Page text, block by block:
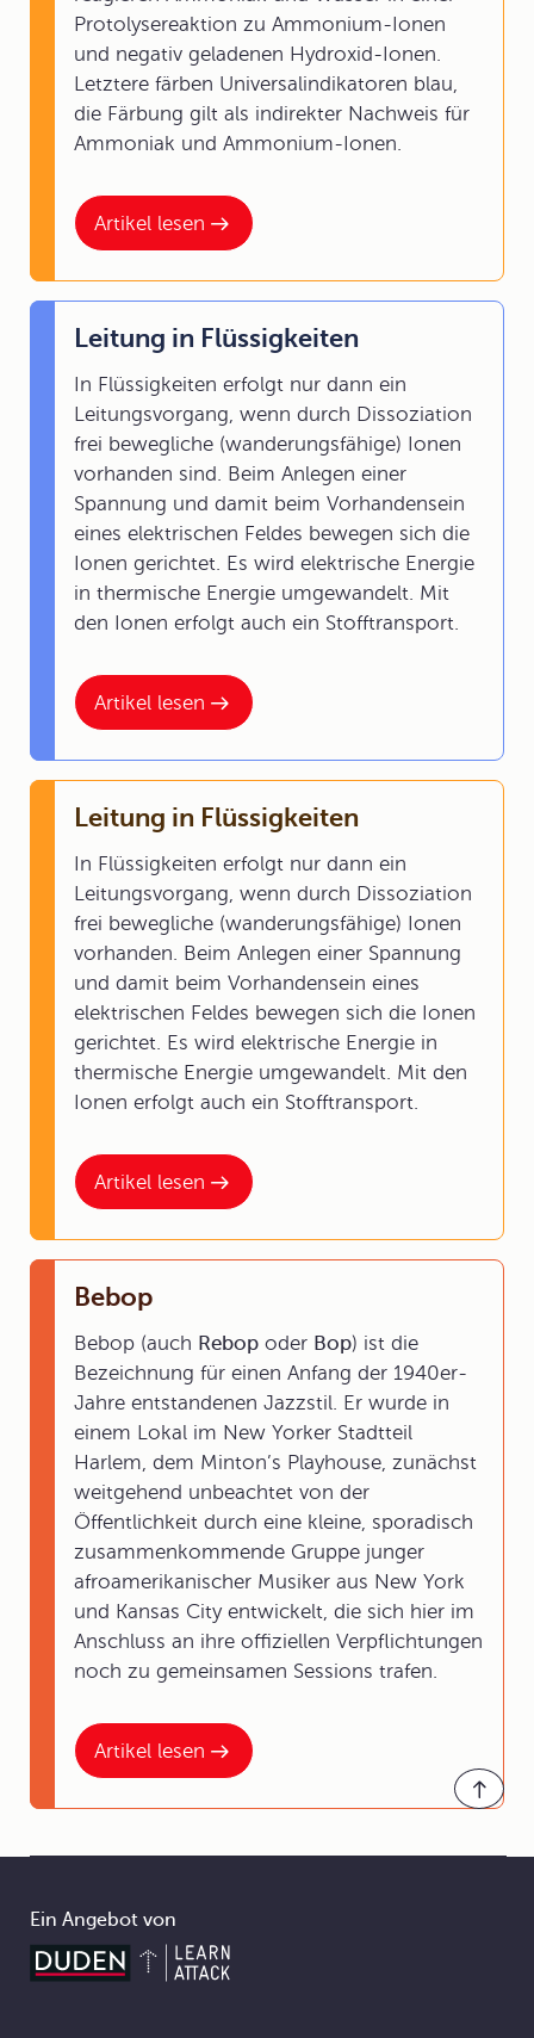
Artikel lesen
Protolysereaktion zu Ammonium-Ionen
und negativ geladenen Hydroxid-Ionen.
Letztere färben Universalindikatoren blau,
die Färbung gilt als indirekter Nachweis für
Ammoniak und Ammonium-Ionen.
Artikel lesen
Leitung in Flüssigkeiten
In Flüssigkeiten erfolgt nur dann ein
Leitungsvorgang, wenn durch Dissoziation
frei bewegliche (wanderungsfähige) Ionen
vorhanden sind. Beim Anlegen einer
Spannung und damit beim Vorhandensein
eines elektrischen Feldes bewegen sich die
Ionen gerichtet. Es wird elektrische Energie
in thermische Energie umgewandelt. Mit
den Ionen erfolgt auch ein Stofftransport.
Artikel lesen
Leitung in Flüssigkeiten
In Flüssigkeiten erfolgt nur dann ein
Leitungsvorgang, wenn durch Dissoziation
frei bewegliche (wanderungsfähige) Ionen
vorhanden. Beim Anlegen einer Spannung
und damit beim Vorhandensein eines
elektrischen Feldes bewegen sich die Ionen
gerichtet. Es wird elektrische Energie in
thermische Energie umgewandelt. Mit den
Ionen erfolgt auch ein Stofftransport.
Artikel lesen
Bebop
Bebop (auch Rebop oder Bop) ist die
Bezeichnung für einen Anfang der 1940er-
Jahre entstandenen Jazzstil. Er wurde in
einem Lokal im New Yorker Stadtteil
Harlem, dem Minton’s Playhouse, zunächst
weitgehend unbeachtet von der
Öffentlichkeit durch eine kleine, sporadisch
zusammenkommende Gruppe junger
afroamerikanischer Musiker aus New York
und Kansas City entwickelt, die sich hier im
Anschluss an ihre offiziellen Verpflichtungen
noch zu gemeinsamen Sessions trafen.
Ein Angebot von